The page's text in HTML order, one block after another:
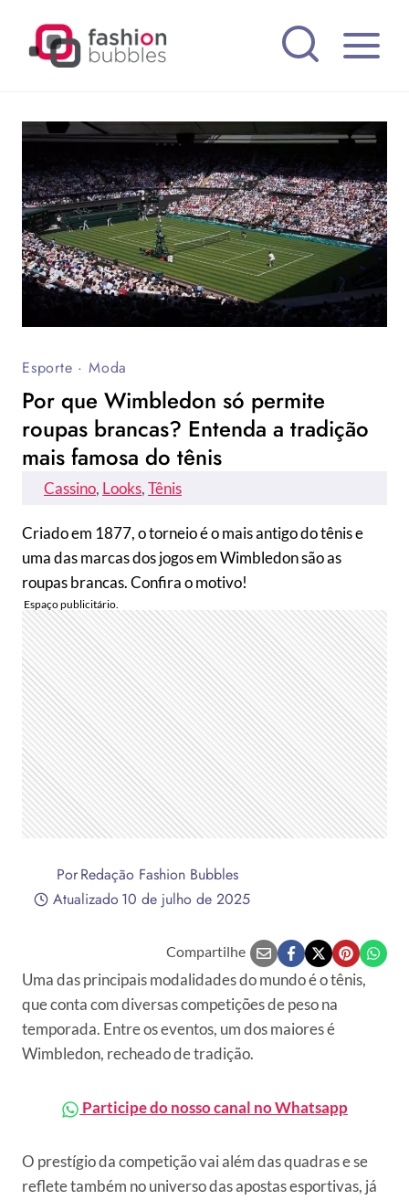
Esporte ·Moda
Por que Wimbledon só permite
roupas brancas? Entenda a tradição
mais famosa do tênis
Cassino, Looks, Tênis
Criado em 1877, o torneio é o mais antigo do tênis e
uma das marcas dos jogos em Wimbledon são as
roupas brancas. Confira o motivo!
PorRedação Fashion Bubbles
Atualizado10 de julho de 2025
Compartilhe
Uma das principais modalidades do mundo é o tênis,
que conta com diversas competições de peso na
temporada. Entre os eventos, um dos maiores é
Wimbledon, recheado de tradição.
Participe do nosso canal no Whatsapp
O prestígio da competição vai além das quadras e se
reflete também no universo das apostas esportivas, já